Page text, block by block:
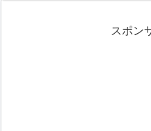
スポン